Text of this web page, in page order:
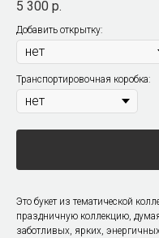
5 300 р.
Добавить открытку:
Транспортировочная коробка:
Это букет из тематической
праздничную коллекцию,
заботливых, ярких,